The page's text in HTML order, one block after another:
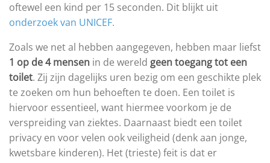
oftewel een kind per 15 seconden. Dit blijkt uit
onderzoek van UNICEF.
Zoals we net al hebben aangegeven, hebben maar liefst
1 op de 4 mensen in de wereld geen toegang tot een
toilet. Zij zijn dagelijks uren bezig om een geschikte plek
te zoeken om hun behoeften te doen. Een toilet is
hiervoor essentieel, want hiermee voorkom je de
verspreiding van ziektes. Daarnaast biedt een toilet
privacy en voor velen ook veiligheid (denk aan jonge,
kwetsbare kinderen). Het (trieste) feit is dat er